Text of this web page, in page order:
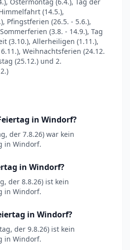
(14.5.),
Pfingstferien (26.5. - 5.6.),
(3.8. - 14.9.), Tag
(3.10.), Allerheiligen (1.11.),
Weihnachtsferien (24.12.
(25.12.) und 2.
in Windorf?
der 7.8.26) war kein
in Windorf.
in Windorf?
der 8.8.26) ist kein
in Windorf.
in Windorf?
der 9.8.26) ist kein
in Windorf.